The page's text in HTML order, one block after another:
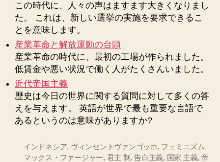
この時代に、人々の声はますます大きくなりまし
た。 これは、新しい選挙の実施を要求できるこ
とを意味します。
産業革命と解放運動の台頭
産業革命の時代に、最初の工場が作られました。
低賃金や悪い状況で働く人がたくさんいました。
近代帝国主義
歴史は今日の世界に関する質問に対して多くの答
えを与えます。 英語が世界で最も重要な言語で
あるというのは意味がありますか?
インドネシア, ヴィンセントヴァンゴッホ, フェミニズム,
マックス・ファージャー, 君主 制 ,告白主義, 国家 主義, 帝